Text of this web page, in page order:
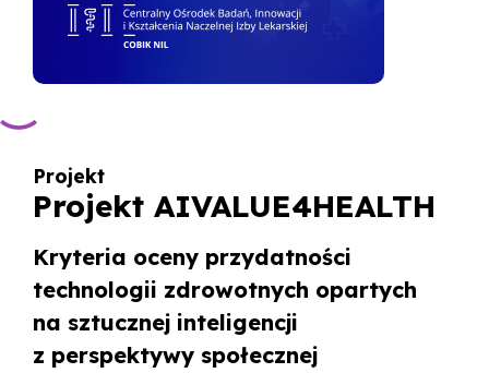
Projekt
Projekt AIVALUE4HEALTH
Kryteria oceny przydatności
technologii zdrowotnych opartych
na sztucznej inteligencji
z perspektywy społecznej